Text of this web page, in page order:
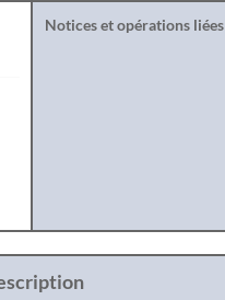
Notices et opérations liées